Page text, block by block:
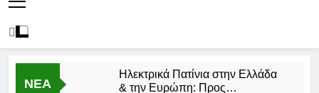
ΝΕΑ
Ηλεκτρικά Πατίνια στην Ελλάδα
& την Ευρώπη: Προς